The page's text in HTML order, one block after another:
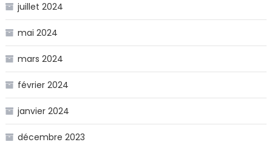
juillet 2024
mai 2024
mars 2024
février 2024
janvier 2024
décembre 2023